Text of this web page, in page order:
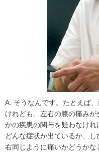
A. そうなんです。たとえば
けれども、左右の膝の痛み
かの疾患の関与を疑わなけ
どんな症状が出ているか、
右同じように痛いかどうか